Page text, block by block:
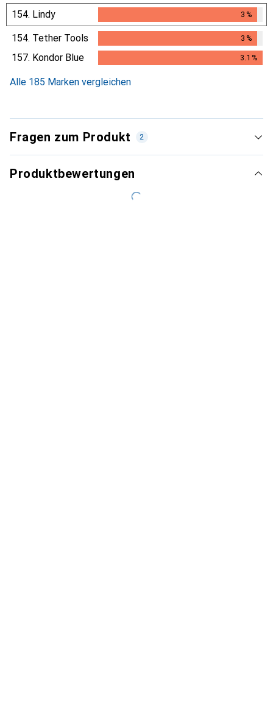
3%
154. Lindy 3 %
3%
154. Tether Tools 3 %
3%
157. Kondor Blue 3.1 %
Alle 185 Marken vergleichen
Fragen zum Produkt 2
Produktbewertungen